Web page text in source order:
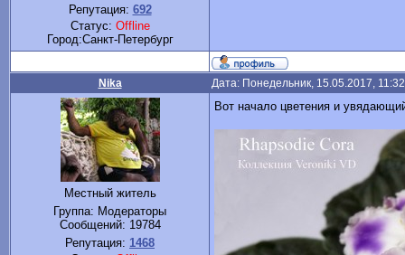
Репутация: 692
Статус: Offline
Город:Санкт-Петербург
Nika Дата: Понедельник, 15.05.2017,
Местный житель
Группа: Модераторы
Сообщений: 19784
Репутация: 1468
Вот начало цветения и